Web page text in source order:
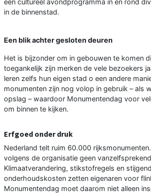
in de binnenstad.
Een blik achter gesloten deuren
Het is bijzonder om in gebouwen te komen
toegankelijk zijn merken de vele bezoekers
leren zelfs hun eigen stad o een andere
monumenten zijn nog volop in gebruik – als
opslag – waardoor Monumentendag voor
om binnen te kijken.
Erfgoed onder druk
Nederland telt ruim 60.000
volgens de organisatie geen
Klimaatverandering, stikstofregels en
onderhoudskosten zetten eigenaren voor
Monumentendag moet daarom niet alleen